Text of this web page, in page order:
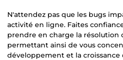
N'attendez pas que les bugs
activité en ligne. Faites
prendre en charge la résolution
permettant ainsi de vous
développement et la